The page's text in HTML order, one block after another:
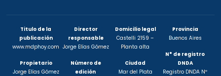
Titulo de la
publicación
www.mdphoy.com
Propietario
Jorge Elías Gómez
Director
responsable
Jorge Elías Gómez
Número de
edición
Domicilio legal
Castelli 2159 –
Planta alta
Ciudad
Mar del Plata
Provincia
Buenos Aires
N° de registro
DNDA
Registro DNDA Nº